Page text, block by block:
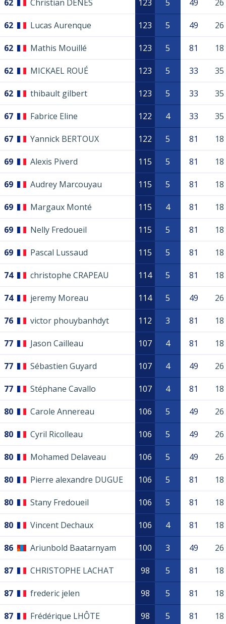
62 Christian DENES 123 5 49 26
62 Lucas Aurenque 123 5 49 26
62 Mathis Mouillé 123 5 81 18
62 MICKAEL ROUÉ 123 5 33 35
62 thibault gilbert 123 5 33 35
67 Fabrice Eline 122 4 33 35
67 Yannick BERTOUX 122 5 81 18
69 Alexis Piverd 115 5 81 18
69 Audrey Marcouyau 115 5 81 18
69 Margaux Monté 115 4 81 18
69 Nelly Fredoueil 115 5 81 18
69 Pascal Lussaud 115 5 81 18
74 christophe CRAPEAU 114 5 81 18
74 jeremy Moreau 114 5 49 26
76 victor phouybanhdyt 112 3 81 18
77 Jason Cailleau 107 4 81 18
77 Sébastien Guyard 107 4 49 26
77 Stéphane Cavallo 107 4 81 18
80 Carole Annereau 106 5 49 26
80 Cyril Ricolleau 106 5 49 26
80 Mohamed Delaveau 106 5 49 26
80 Pierre alexandre DUGUE 106 5 81 18
80 Stany Fredoueil 106 5 81 18
80 Vincent Dechaux 106 4 81 18
86 Ariunbold Baatarnyam 100 3 49 26
87 CHRISTOPHE LACHAT 98 5 81 18
87 frederic jelen 98 5 81 18
87 Frédérique LHÔTE 98 5 81 18